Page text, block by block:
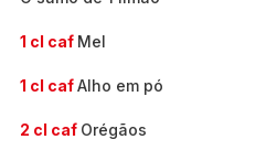
1 cl caf Mel
1 cl cafAlho em pó
2 cl caf Orégãos